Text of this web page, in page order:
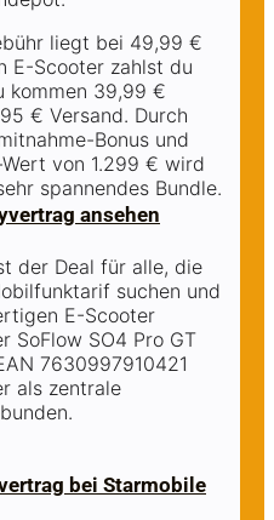
liegt bei 49,99 €
E-Scooter zahlst du
kommen 39,99 €
€ Versand. Durch
Bonus und
von 1.299 € wird
spannendes Bundle.
ansehen
der Deal für alle, die
suchen und
E-Scooter
SoFlow SO4 Pro GT
7630997910421
als zentrale